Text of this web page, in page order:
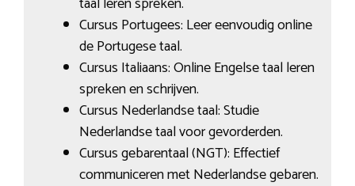
Cursus Portugees: Leer eenvoudig online
de Portugese taal.
Cursus Italiaans: Online Engelse taal leren
spreken en schrijven.
Cursus Nederlandse taal: Studie
Nederlandse taal voor gevorderden.
Cursus gebarentaal (NGT): Effectief
communiceren met Nederlandse gebaren.